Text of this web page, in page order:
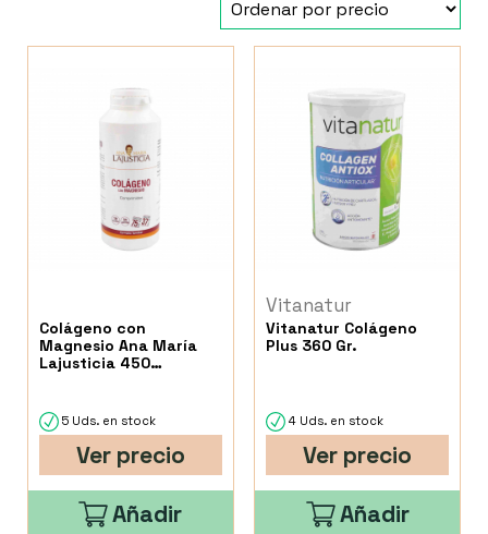
Colágeno con
Magnesio Ana María
Lajusticia 450
5 Uds. en stock
Ver precio
Añadir
Vitanatur
Vitanatur Colágeno
Plus 360 Gr.
4 Uds. en stock
Ver precio
Añadir